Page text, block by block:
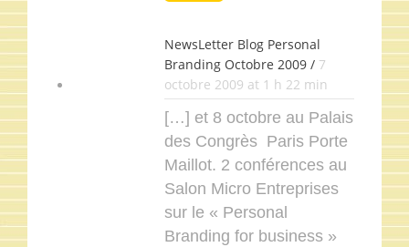
NewsLetter Blog Personal
Branding Octobre 2009 / 7
octobre 2009 at 1 h 22 min
[…] et 8 octobre au Palais
des Congrès Paris Porte
Maillot. 2 conférences au
Salon Micro Entreprises
sur le « Personal
Branding for business »